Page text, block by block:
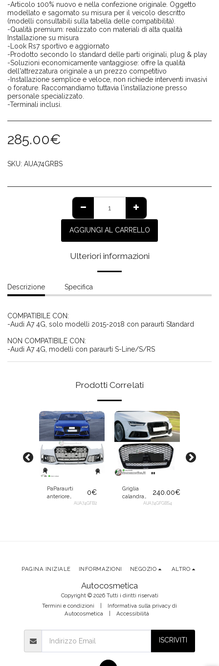
-Articolo 100% nuovo e nella confezione originale. Oggetto
modellato e sagomato su misura per il veicolo descritto
(modelli consultabili sulla tabella delle compatibilità).
-Qualità premium: realizzato con materiali di alta qualità
Installazione su misura
-Look Rs7 sportivo e aggiornato
-Prodotto secondo lo standard delle parti originali, plug & play
-Soluzioni economicamente vantaggiose: offre la qualità
dell'attrezzatura originale a un prezzo competitivo
-Installazione semplice e veloce, non richiede interventi invasivi
o forature. Raccomandiamo tuttavia l'installazione presso
personale specializzato.
-Terminali inclusi.
285.00€
SKU: AUA74GRBS
AGGIUNGI AL CARRELLO
Ulteriori informazioni
Descrizione Specifica
COMPATIBILE CON:
-Audi A7 4G, solo modelli 2015-2018 con paraurti Standard
NON COMPATIBILE CON:
-Audi A7 4G, modelli con paraurti S-Line/S/RS
Prodotti Correlati
PaParaurti
anteriore
0€
AUA74GFB2
Griglia
calandra
mascherina
240.00€
AUA74GFGBS4
Autocosmetica
Copyright © 2026 Tutti i diritti riservati
Termini e condizioni | Informativa sulla privacy di
Autocosmetica | Accessibilità
PAGINA INIZIALE INFORMAZIONI NEGOZIO ALTRO
ISCRIVITI